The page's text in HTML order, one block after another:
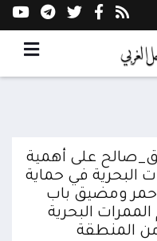
على أهمية
البحرية في حماية
ومضيق باب
البحرية
المنطقة